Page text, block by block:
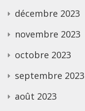
décembre 2023
novembre 2023
octobre 2023
septembre 2023
août 2023